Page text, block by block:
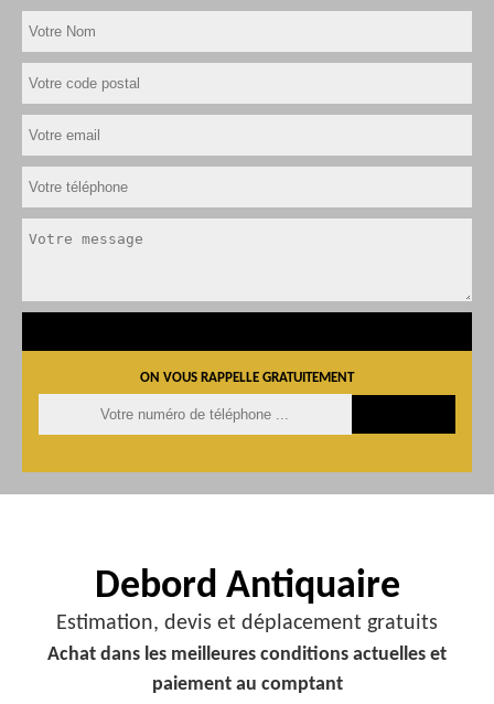
ON VOUS RAPPELLE GRATUITEMENT
Debord Antiquaire
Estimation, devis et déplacement gratuits
Achat dans les meilleures conditions actuelles et
paiement au comptant